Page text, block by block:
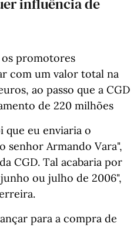
promotores
com um valor total na
ao passo que a CGD
de 220 milhões
que eu enviaria o
senhor Armando Vara",
CGD. Tal acabaria por
ou julho de 2006",
para a compra de